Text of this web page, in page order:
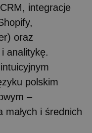
integracje
oraz
analitykę.
polskim
–
i średnich